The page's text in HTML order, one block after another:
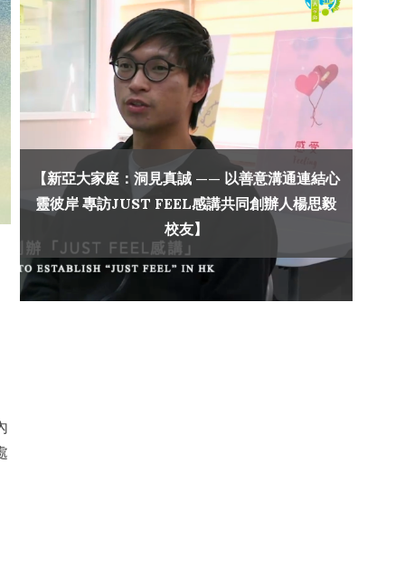
【新亞大家庭：洞見真誠 —— 以善意溝通連結心
靈彼岸 專訪JUST FEEL感講共同創辦人楊思毅
校友】